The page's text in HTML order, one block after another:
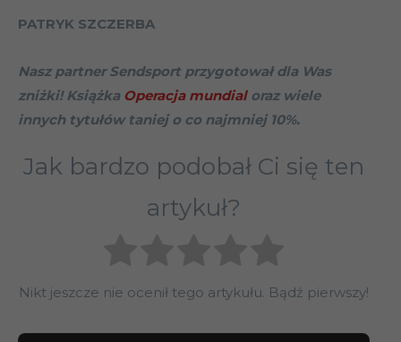
PATRYK SZCZERBA
Nasz partner Sendsport przygotował dla Was
zniżki! Książka Operacja mundialoraz wiele
innych tytułów taniej o co najmniej 10%.
Jak bardzo podobał Ci się ten
artykuł?
Nikt jeszcze nie ocenił tego artykułu. Bądź pierwszy!